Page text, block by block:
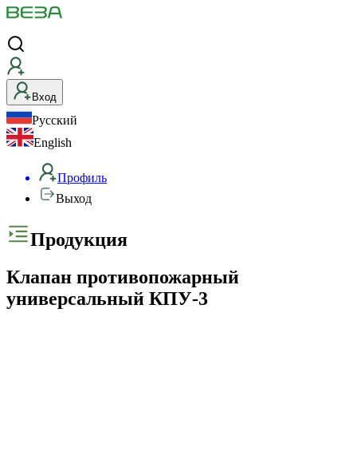
Вход
Русский
English
Профиль
Выход
Продукция
Клапан противопожарный
универсальный КПУ-3